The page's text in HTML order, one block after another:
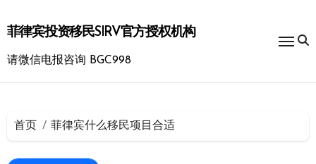
到
内
菲律宾投资移民SIRV官方授权机构
请微信电报咨询 BGC998
首页 菲律宾什么移民项目合适